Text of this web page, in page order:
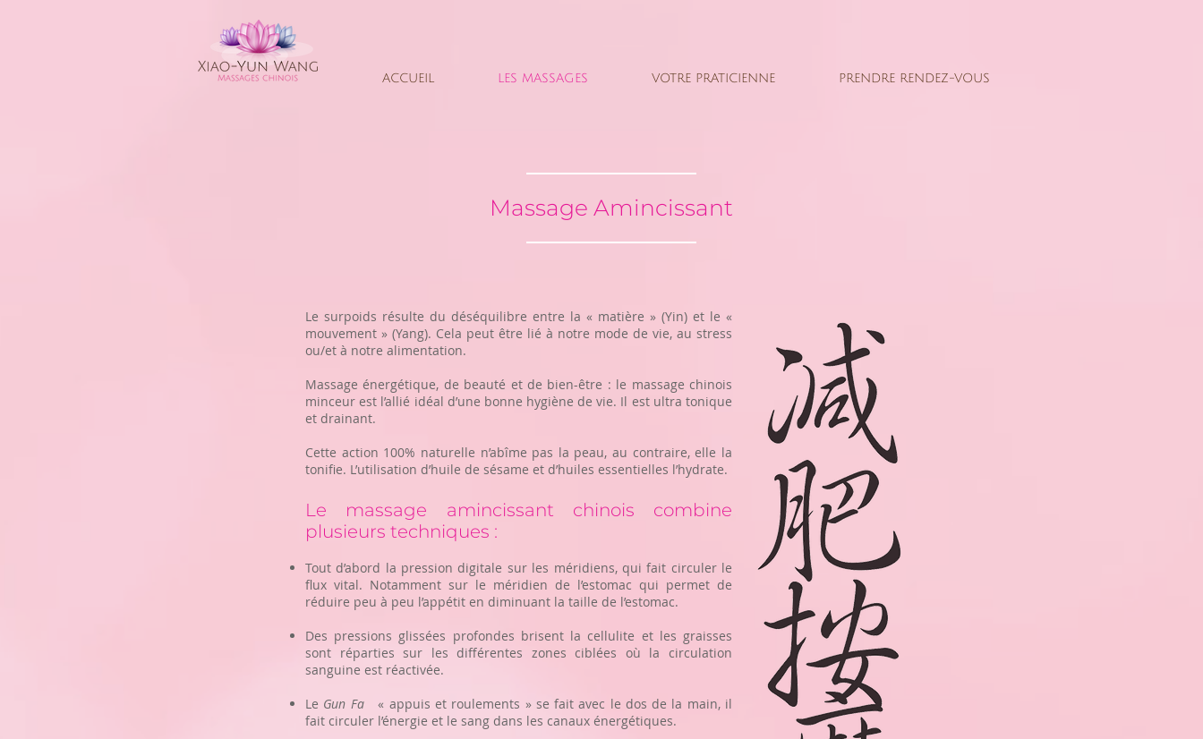
ACCUEIL LES MASSAGES VOTRE PRATICIENNE PRENDRE RENDEZ-VOUS
Massage Amincissant
Le surpoids résulte du déséquilibre entre la « matière » (Yin) et le «
mouvement » (Yang). Cela peut être lié à notre mode de vie, au stress
ou/et à notre alimentation.
Massage énergétique, de beauté et de bien-être : le massage chinois
minceur est l’allié idéal d’une bonne hygiène de vie. Il est ultra tonique
et drainant.
Cette action 100% naturelle n’abîme pas la peau, au contraire, elle la
tonifie. L’utilisation d’huile de sésame et d’huiles essentielles l’hydrate.
Le massage amincissant chinois combine
plusieurs techniques :
Tout d’abord la pression digitale sur les méridiens, qui fait circuler le
flux vital. Notamment sur le méridien de l’estomac qui permet de
réduire peu à peu l’appétit en diminuant la taille de l’estomac.
Des pressions glissées profondes brisent la cellulite et les graisses
sont réparties sur les différentes zones ciblées où la circulation
sanguine est réactivée.
Le Gun Fa« appuis et roulements » se fait avec le dos de la main, il
fait circuler l’énergie et le sang dans les canaux énergétiques.